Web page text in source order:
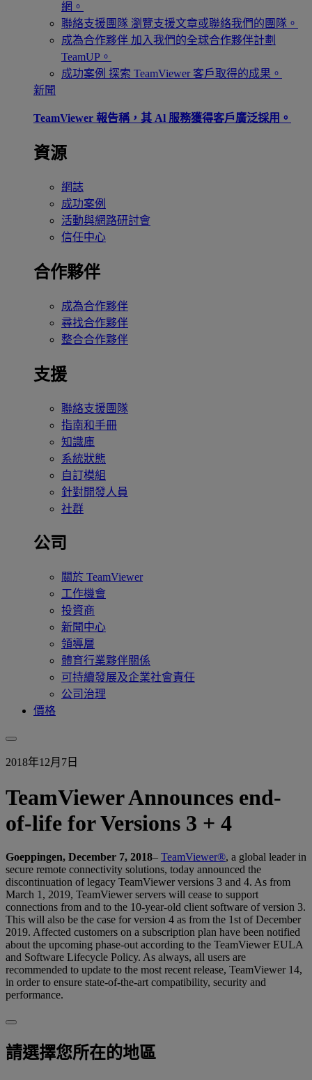
網。
聯絡支援團隊 瀏覽支援文章或聯絡我們的團隊。
成為合作夥伴 加入我們的全球合作夥伴計劃
TeamUP。
成功案例 探索 TeamViewer 客戶取得的成果。
新聞
TeamViewer 報告稱，其 Al 服務獲得客戶廣泛採用。
資源
網誌
成功案例
活動與網路研討會
信任中心
合作夥伴
成為合作夥伴
尋找合作夥伴
整合合作夥伴
支援
聯絡支援團隊
指南和手冊
知識庫
系統狀態
自訂模組
針對開發人員
社群
公司
關於 TeamViewer
工作機會
投資商
新聞中心
領導層
體育行業夥伴關係
可持續發展及企業社會責任
公司治理
價格
2018年12月7日
TeamViewer Announces end-
of-life for Versions 3 + 4
Goeppingen, December 7, 2018– TeamViewer®, a global leader in
secure remote connectivity solutions, today announced the
discontinuation of legacy TeamViewer versions 3 and 4. As from
March 1, 2019, TeamViewer servers will cease to support
connections from and to the 10-year-old client software of version 3.
This will also be the case for version 4 as from the 1st of December
2019. Affected customers on a subscription plan have been notified
about the upcoming phase-out according to the TeamViewer EULA
and Software Lifecycle Policy. As always, all users are
recommended to update to the most recent release, TeamViewer 14,
in order to ensure state-of-the-art compatibility, security and
performance.
請選擇您所在的地區